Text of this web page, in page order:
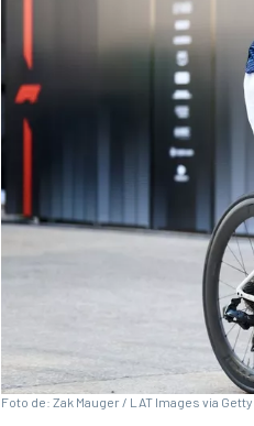
Foto de: Zak Mauger / LAT Images via